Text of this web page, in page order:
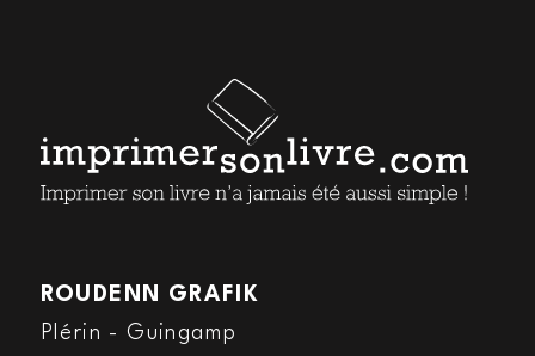
ROUDENN GRAFIK
Plérin - Guingamp